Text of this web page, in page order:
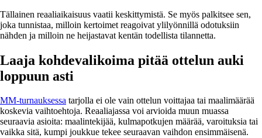
Tällainen reaaliaikaisuus vaatii keskittymistä. Se myös palkitsee sen,
joka tunnistaa, milloin kertoimet reagoivat ylilyönnillä odotuksiin
nähden ja milloin ne heijastavat kentän todellista tilannetta.
Laaja kohdevalikoima pitää ottelun auki
loppuun asti
MM-turnauksessa tarjolla ei ole vain ottelun voittajaa tai maalimäärää
koskevia vaihtoehtoja. Reaaliajassa voi arvioida muun muassa
seuraavia asioita: maalintekijää, kulmapotkujen määrää, varoituksia tai
vaikka sitä, kumpi joukkue tekee seuraavan vaihdon ensimmäisenä.